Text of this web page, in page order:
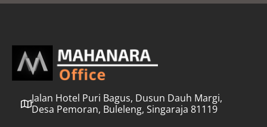
l
Jalan Hotel Puri Bagus, Dusun Dauh Margi,
Desa Pemoran, Buleleng, Singaraja 81119